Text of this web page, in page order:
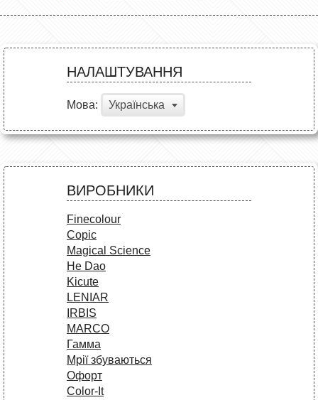
НАЛАШТУВАННЯ
Мова: Українська
ВИРОБНИКИ
Finecolour
Copic
Magical Science
He Dao
Kicute
LENIAR
IRBIS
MARCO
Гамма
Мрії збуваються
Офорт
Сolor-It